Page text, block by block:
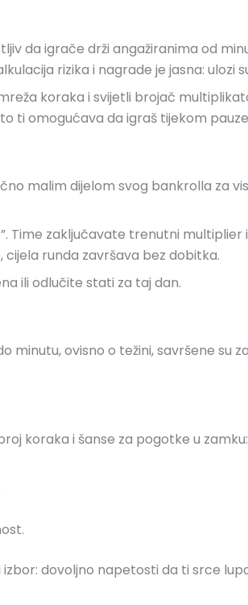
da igrače drži angažiranima od
rizika i nagrade je jasna: ulozi
koraka i svijetli brojač
ti omogućava da igraš tijekom
malim dijelom svog bankrolla za
Time zaključavate trenutni
runda završava bez dobitka.
ili odlučite stati za taj dan.
minutu, ovisno o težini, savršene
koraka i šanse za pogotke u zamku:
dovoljno napetosti da ti srce